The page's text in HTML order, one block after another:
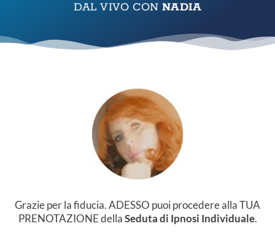
DAL VIVO CONNADIA
Grazie per la fiducia. ADESSO puoi procedere alla TUA
PRENOTAZIONE dellaSeduta di Ipnosi Individuale.